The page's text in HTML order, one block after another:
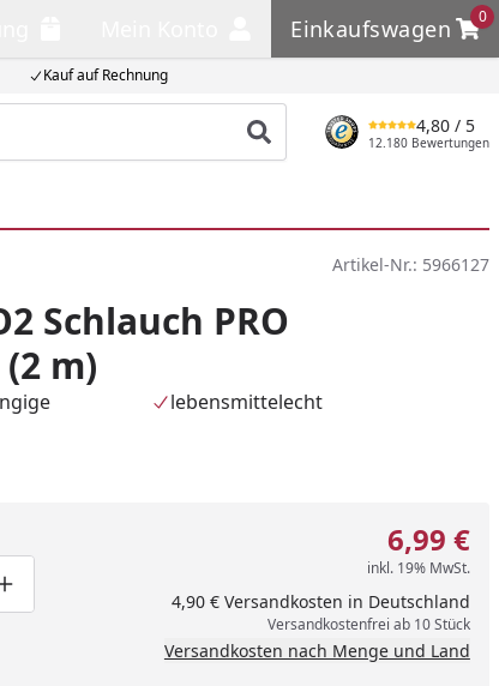
Kauf auf Rechnung
Einkaufswagen
0
Einkaufswagen
Produkt suchen
4,80 / 5
12.180 Bewertungen
Artikel-Nr.: 5966127
Schlauch PRO
m)
lebensmittelecht
eins verringern
manuell eingeben
Produktmenge um eins erhöhen
6,99 €
inkl. 19% MwSt.
4,90 € Versandkosten in Deutschland
Versandkostenfrei ab 10 Stück
Versandkosten nach Menge und Land